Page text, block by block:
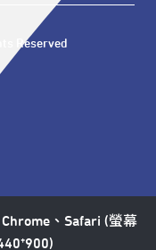
Reserved
、Safari (螢幕